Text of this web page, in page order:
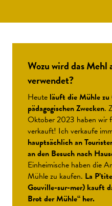
Wozu wird das Mehl
verwendet?
Heute läuft die Mühle
pädagogischen Zwecken.
Oktober 2023 haben wir
verkauft! Ich verkaufe
hauptsächlich an
an den Besuch nach
Einheimische haben die
Mühle zu kaufen. La
Gouville-sur-mer) kauft
Brot der Mühle“ her.